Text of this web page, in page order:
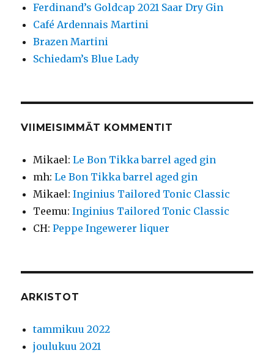
Ferdinand’s Goldcap 2021 Saar Dry Gin
Café Ardennais Martini
Brazen Martini
Schiedam’s Blue Lady
VIIMEISIMMÄT KOMMENTIT
Mikael:Le Bon Tikka barrel aged gin
mh:Le Bon Tikka barrel aged gin
Mikael:Inginius Tailored Tonic Classic
Teemu:Inginius Tailored Tonic Classic
CH:Peppe Ingewerer liquer
ARKISTOT
tammikuu 2022
joulukuu 2021